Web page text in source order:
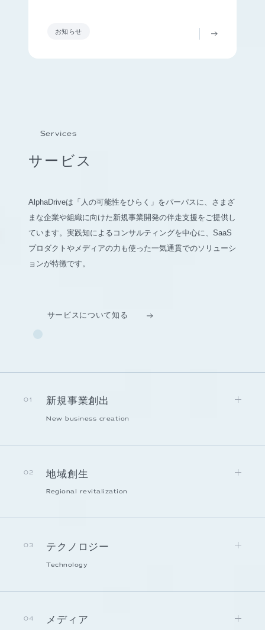
お知らせ
Services
サービス
AlphaDriveは「人の可能性をひらく」をパーパスに、さまざ
まな企業や組織に向けた新規事業開発の伴走支援をご提供し
ています。実践知によるコンサルティングを中心に、SaaS
プロダクトやメディアの力も使った一気通貫でのソリューシ
ョンが特徴です。
サービスについて知る
01 新規事業創出
New business creation
02 地域創生
Regional revitalization
03 テクノロジー
Technology
04 メディア